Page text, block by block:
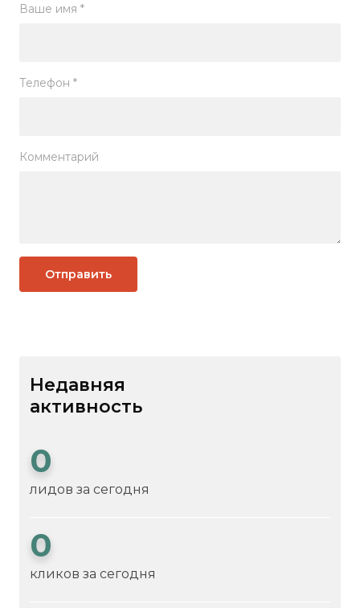
Ваше имя *
Телефон *
Комментарий
Отправить
Недавняя
активность
0
лидов за сегодня
0
кликов за сегодня